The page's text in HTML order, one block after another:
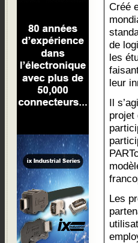
Créé
de
les
leur
Il
projet
Les